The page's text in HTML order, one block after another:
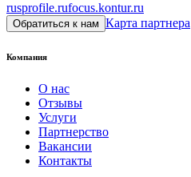
rusprofile.rufocus.kontur.ru
Обратиться к нам Карта партнера
Компания
О нас
Отзывы
Услуги
Партнерство
Вакансии
Контакты